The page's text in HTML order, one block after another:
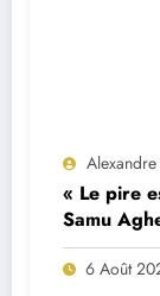
« Le pire
Samu
Porto ?
6 Août